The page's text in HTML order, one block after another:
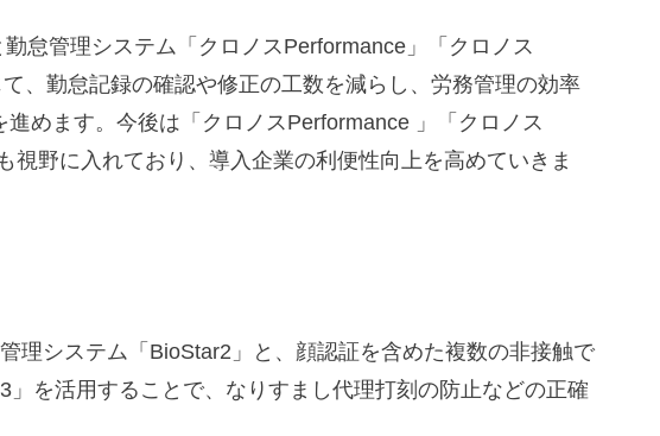
怠管理システム「クロノスPerformance」「クロノス
、勤怠記録の確認や修正の工数を減らし、労務管理の効率
めます。今後は「クロノスPerformance 」「クロノス
視野に入れており、導入企業の利便性向上を高めていきま
理システム「BioStar2」と、顔認証を含めた複数の非接触で
を活用することで、なりすまし代理打刻の防止などの正確